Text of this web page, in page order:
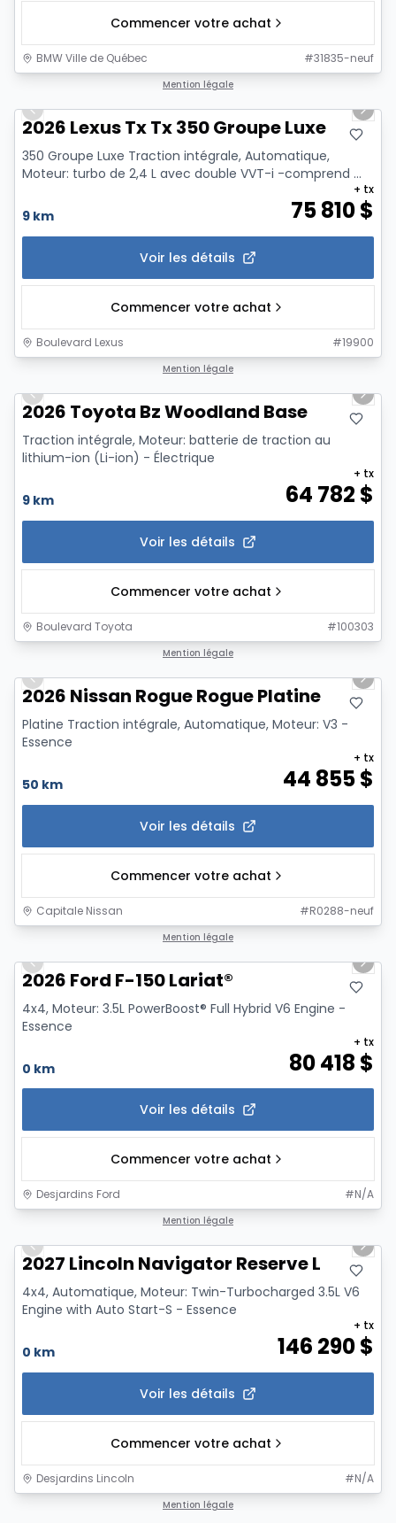
Commencer votre achat
BMW Ville de Québec #31835-neuf
Mention légale
Previous slide
Next
2026 Lexus Tx Tx 350 Groupe Luxe
350 Groupe Luxe Traction intégrale, Automatique,
Moteur: turbo de 2,4 L avec double VVT-i -comprend ...
9 km 75 810$
+ tx
Voir les détails
Commencer votre achat
Boulevard Lexus #19900
Mention légale
Previous slide
Next
2026 Toyota Bz Woodland Base
Traction intégrale, Moteur: batterie de traction au
lithium-ion (Li-ion) - Électrique
9 km 64 782 $
+ tx
Voir les détails
Commencer votre achat
Boulevard Toyota #100303
Mention légale
Previous slide
Next
2026 Nissan Rogue Rogue Platine
Platine Traction intégrale, Automatique, Moteur: V3 -
Essence
50 km 44 855$
+ tx
Voir les détails
Commencer votre achat
Capitale Nissan #R0288-neuf
Mention légale
Previous slide
Next
2026 Ford F-150 Lariat®
4x4, Moteur: 3.5L PowerBoost® Full Hybrid V6 Engine -
Essence
0 km 80 418 $
+ tx
Voir les détails
Commencer votre achat
Desjardins Ford #N/A
Mention légale
Previous slide
Next
2027 Lincoln Navigator Reserve L
4x4, Automatique, Moteur: Twin-Turbocharged 3.5L V6
Engine with Auto Start-S - Essence
0 km 146 290$
+ tx
Voir les détails
Commencer votre achat
Desjardins Lincoln #N/A
Mention légale